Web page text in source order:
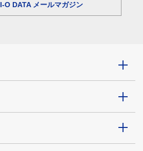
I-O DATA メールマガジン